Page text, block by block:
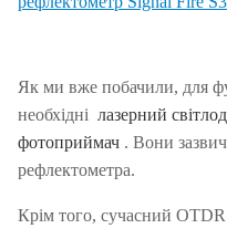
Як ми вже побачили, для
необхідні лазерний
фотоприймач . Вони
рефлектометра.
Крім того, сучасний OTDR